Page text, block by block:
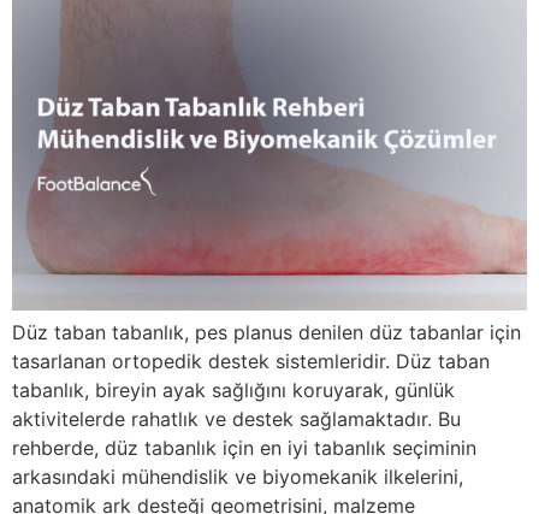
Düz taban tabanlık, pes planus denilen düz tabanlar için
tasarlanan ortopedik destek sistemleridir. Düz taban
tabanlık, bireyin ayak sağlığını koruyarak, günlük
aktivitelerde rahatlık ve destek sağlamaktadır. Bu
rehberde, düz tabanlık için en iyi tabanlık seçiminin
arkasındaki mühendislik ve biyomekanik ilkelerini,
anatomik ark desteği geometrisini, malzeme